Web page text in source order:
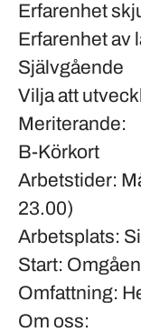
Erfarenhet
Erfarenhet av
Självgående
Vilja att
Meriterande:
B-Körkort
Arbetstider:
23.00)
Arbetsplats:
Start:
Omfattning:
Om oss: